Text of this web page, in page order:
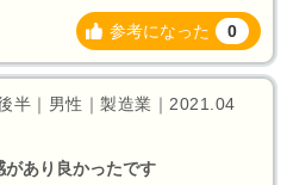
参考になった 0
半｜男性｜製造業｜2021.04
があり良かったです